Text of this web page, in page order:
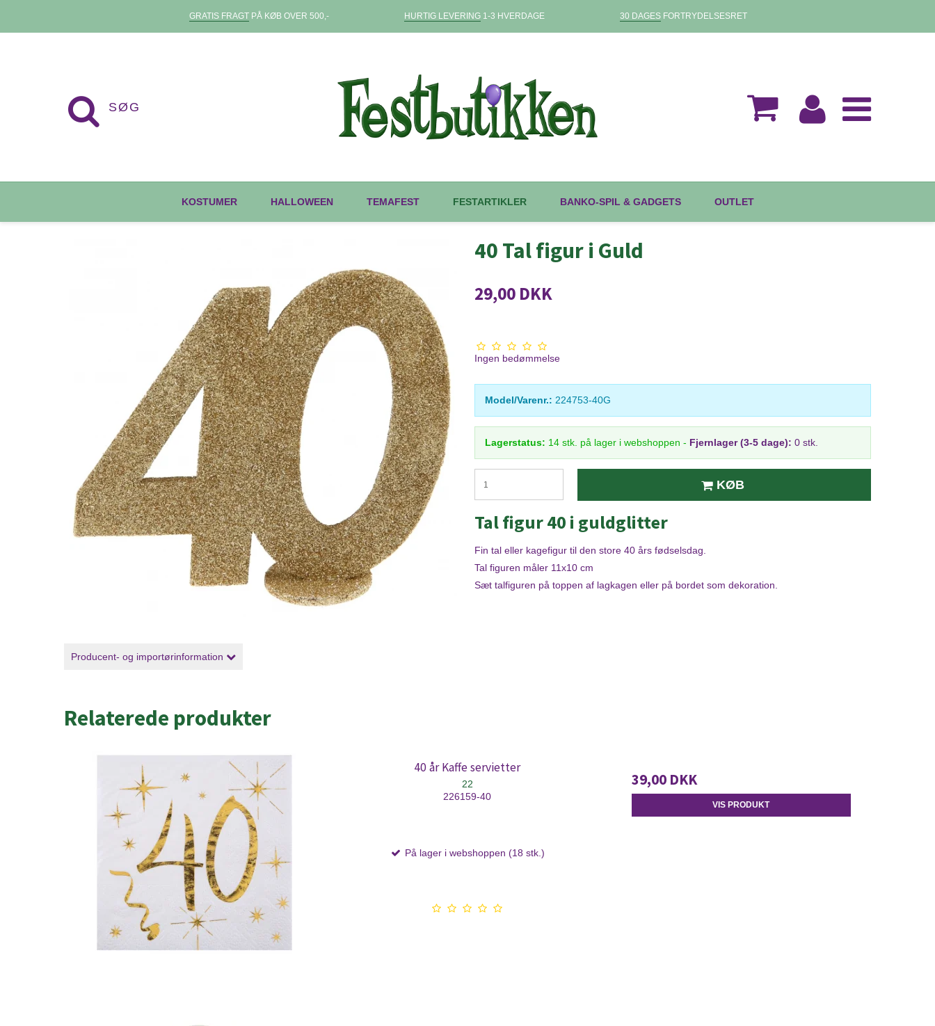
GRATIS FRAGTPÅ KØB OVER 500,- HURTIG LEVERING1-3 HVERDAGE 30 DAGESFORTRYDELSESRET
KOSTUMER HALLOWEEN TEMAFEST FESTARTIKLER BANKO-SPIL & GADGETS OUTLET
Producent- og importørinformation
40 Tal figur i Guld
29,00 DKK
Ingen bedømmelse
Model/Varenr.: 224753-40G
Lagerstatus: 14 stk. på lager i webshoppen - Fjernlager (3-5 dage): 0 stk.
KØB
Tal figur 40 i guldglitter
Fin tal eller kagefigur til den store 40 års fødselsdag.
Tal figuren måler 11x10 cm
Sæt talfiguren på toppen af lagkagen eller på bordet som dekoration.
Relaterede produkter
40 år Kaffe servietter
22
226159-40
På lager i webshoppen (18 stk.)
39,00 DKK
VIS PRODUKT